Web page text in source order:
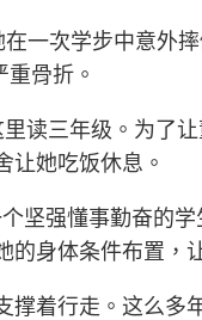
一次学步中意外
重骨折。
读三年级。为了
让她吃饭休息。
坚强懂事勤奋的
身体条件布置，
着行走。这么